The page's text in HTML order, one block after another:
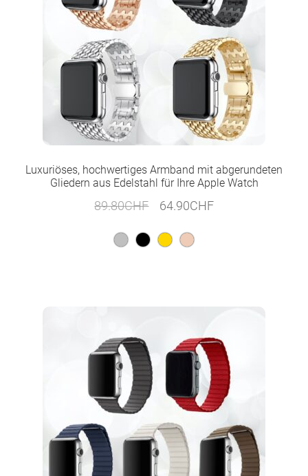
Luxuriöses, hochwertiges Armband mit abgerundeten
Gliedern aus Edelstahl für Ihre Apple Watch
89.80CHF
Ursprünglicher
war:
64.90CHFAktueller